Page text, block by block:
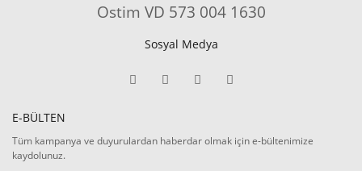
Ostim VD 573 004 1630
Sosyal Medya
E-BÜLTEN
Tüm kampanya ve duyurulardan haberdar olmak için e-bültenimize
kaydolunuz.